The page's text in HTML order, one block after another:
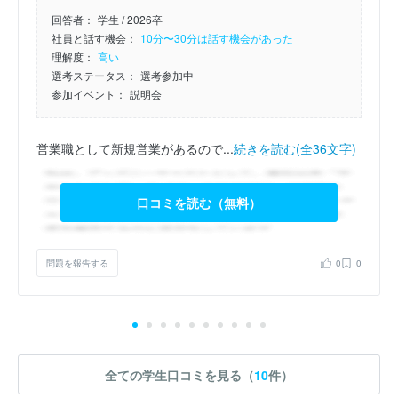
回答者： 学生 / 2026卒
社員と話す機会： 10分〜30分は話す機会があった
理解度： 高い
選考ステータス： 選考参加中
参加イベント： 説明会
営業職として新規営業があるので...続きを読む(全36文字)
口コミを読む（無料）
問題を報告する 0 0
全ての学生口コミを見る（10件）